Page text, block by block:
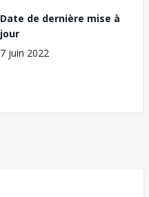
Date de dernière mise à
jour
7 juin 2022